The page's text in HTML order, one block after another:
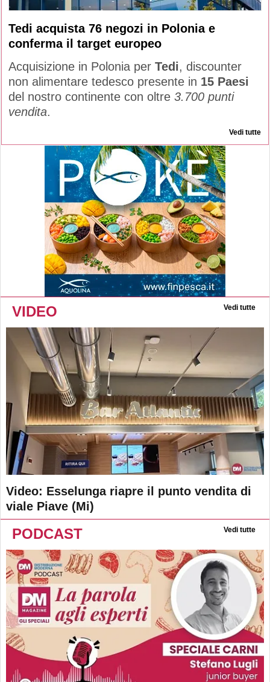
Tedi acquista 76 negozi in Polonia e
conferma il target europeo
Acquisizione in Polonia per Tedi, discounter
non alimentare tedesco presente in 15 Paesi
del nostro continente con oltre 3.700 punti
vendita.
Vedi tutte
VIDEO Vedi tutte
Video: Esselunga riapre il punto vendita di
viale Piave (Mi)
PODCAST Vedi tutte